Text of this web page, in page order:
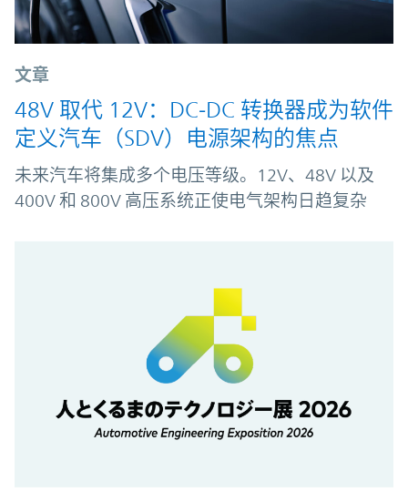
文章
48V 取代 12V：DC‑DC 转换器成为软件
定义汽车（SDV）电源架构的焦点
未来汽车将集成多个电压等级。12V、48V 以及
400V 和 800V 高压系统正使电气架构日趋复杂